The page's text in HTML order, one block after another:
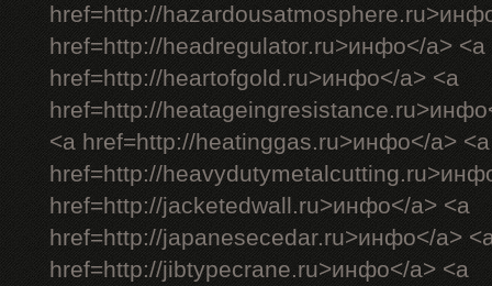
href=http://
href=http://headregulator.ru>инфо</a> <a
href=http://heartofgold.ru>инфо</a> <a
href=http://
<a href=http://heatinggas.ru>инфо</a> <a
href=http://
href=http://jacketedwall.ru>инфо</a> <a
href=http://japanesecedar.ru>инфо</a>
href=http://jibtypecrane.ru>инфо</a> <a